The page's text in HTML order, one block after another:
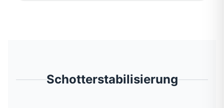
Schotterstabilisierung